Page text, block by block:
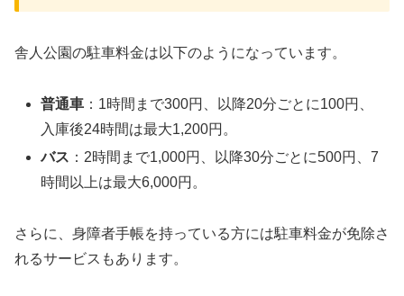
舎人公園の駐車料金は以下のようになっています。
普通車 ：1時間まで300円、以降20分ごとに100円、
入庫後24時間は最大1,200円。
バス ：2時間まで1,000円、以降30分ごとに500円、7
時間以上は最大6,000円。
さらに、身障者手帳を持っている方には駐車料金が免除さ
れるサービスもあります。